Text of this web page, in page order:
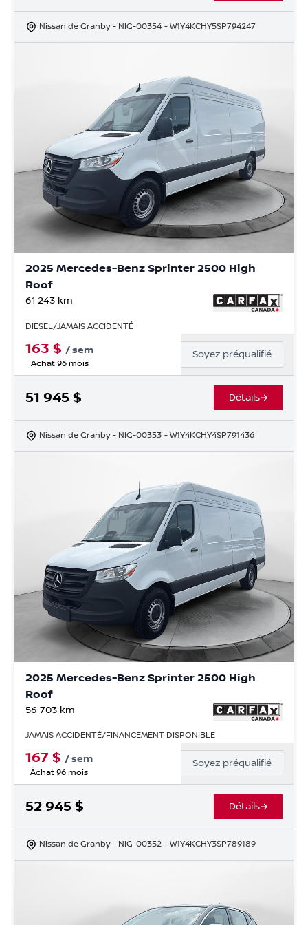
Nissan de Granby - NIG-00354 - W1Y4KCHY5SP794247
2025 Mercedes-Benz Sprinter 2500 High
Roof
61 243 km
DIESEL/JAMAIS ACCIDENTÉ
163 $ /sem
Achat 96 mois
Soyez préqualifié
51 945 $ Détails
Nissan de Granby - NIG-00353 - W1Y4KCHY4SP791436
2025 Mercedes-Benz Sprinter 2500 High
Roof
56 703 km
JAMAIS ACCIDENTÉ/FINANCEMENT DISPONIBLE
167 $ /sem
Achat 96 mois
Soyez préqualifié
52 945 $ Détails
Nissan de Granby - NIG-00352 - W1Y4KCHY3SP789189